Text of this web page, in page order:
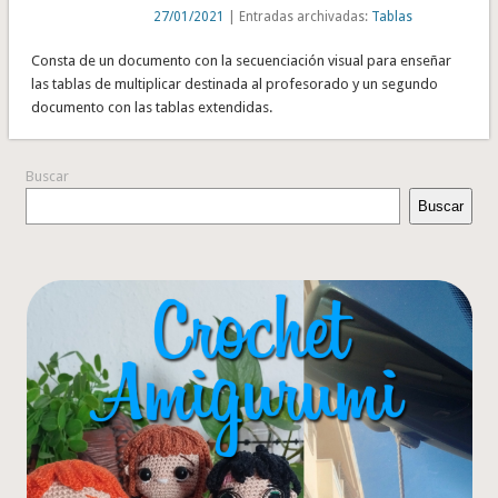
27/01/2021 | Entradas archivadas: Tablas
Consta de un documento con la secuenciación visual para enseñar
las tablas de multiplicar destinada al profesorado y un segundo
documento con las tablas extendidas.
Buscar
Buscar